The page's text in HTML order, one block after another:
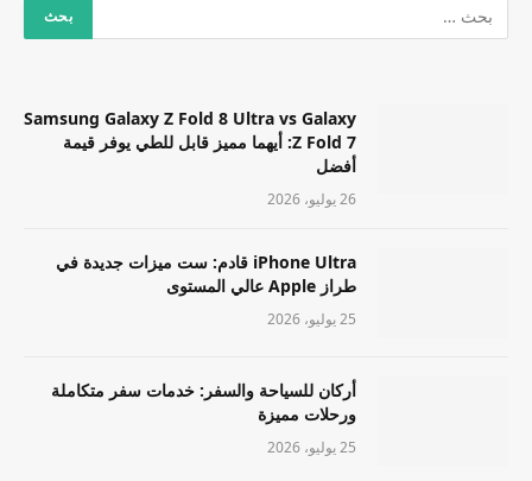
Samsung Galaxy Z Fold 8 Ultra vs Galaxy
Z Fold 7: أيهما مميز قابل للطي يوفر قيمة
أفضل
26 يوليو، 2026
iPhone Ultra قادم: ست ميزات جديدة في
طراز Apple عالي المستوى
25 يوليو، 2026
أركان للسياحة والسفر: خدمات سفر متكاملة
ورحلات مميزة
25 يوليو، 2026